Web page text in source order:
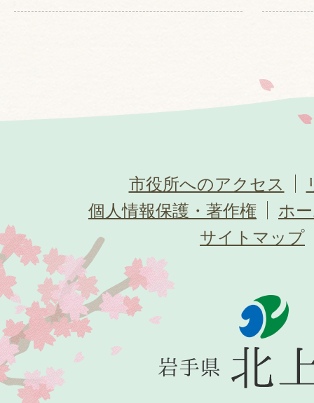
市役所へのアクセス
個人情報保護・著作権
ホ
サイトマップ